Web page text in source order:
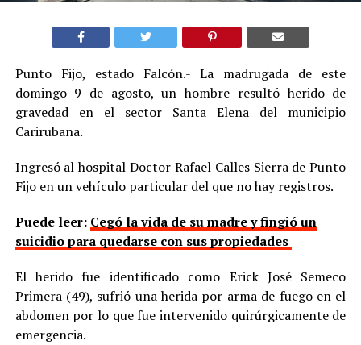
Punto Fijo, estado Falcón.- La madrugada de este
domingo 9 de agosto, un hombre resultó herido de
gravedad en el sector Santa Elena del municipio
Carirubana.
Ingresó al hospital Doctor Rafael Calles Sierra de Punto
Fijo en un vehículo particular del que no hay registros.
Puede leer: Cegó la vida de su madre y fingió un
suicidio para quedarse con sus propiedades
El herido fue identificado como Erick José Semeco
Primera (49), sufrió una herida por arma de fuego en el
abdomen por lo que fue intervenido quirúrgicamente de
emergencia.